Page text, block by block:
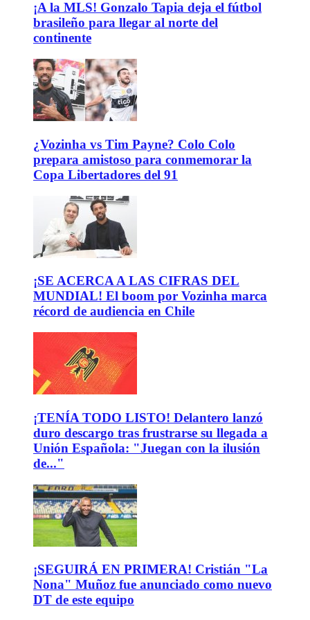
¡A la MLS! Gonzalo Tapia deja el fútbol
brasileño para llegar al norte del
continente
¿Vozinha vs Tim Payne? Colo Colo
prepara amistoso para conmemorar la
Copa Libertadores del 91
¡SE ACERCA A LAS CIFRAS DEL
MUNDIAL! El boom por Vozinha marca
récord de audiencia en Chile
¡TENÍA TODO LISTO! Delantero lanzó
duro descargo tras frustrarse su llegada a
Unión Española: "Juegan con la ilusión
de..."
¡SEGUIRÁ EN PRIMERA! Cristián "La
Nona" Muñoz fue anunciado como nuevo
DT de este equipo